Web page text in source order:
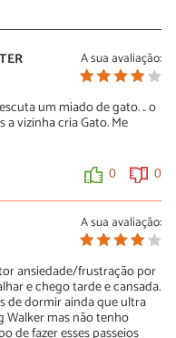
A sua avaliação:
um miado de gato. .. o
a vizinha cria Gato. Me
0 0
A sua avaliação:
ansiedade/frustração por
e chego tarde e cansada.
de dormir ainda que ultra
Walker mas não tenho